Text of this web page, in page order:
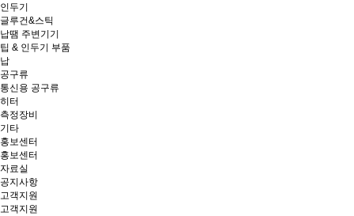
인두기
글루건&스틱
납땜 주변기기
팁 & 인두기 부품
납
공구류
통신용 공구류
히터
측정장비
기타
홍보센터
홍보센터
자료실
공지사항
고객지원
고객지원